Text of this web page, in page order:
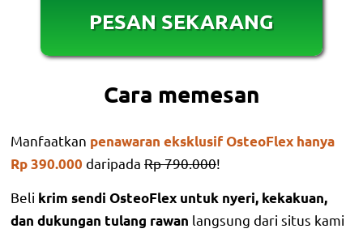
PESAN SEKARANG
Cara memesan
Manfaatkan penawaran eksklusif OsteoFlex hanya
Rp 390.000 daripada Rp 790.000!
Beli krim sendi OsteoFlex untuk nyeri, kekakuan,
dan dukungan tulang rawan langsung dari situs kami